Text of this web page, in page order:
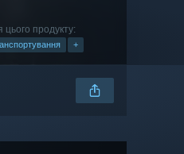
цього продукту:
+